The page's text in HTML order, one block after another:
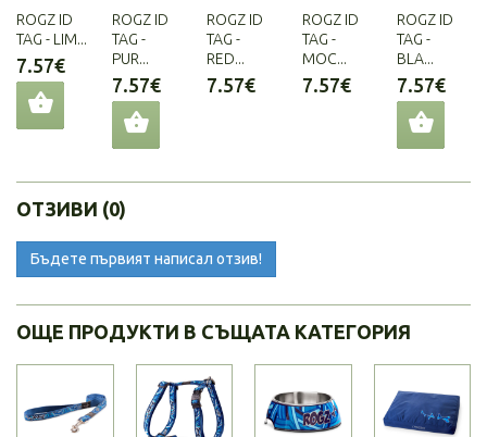
ROGZ ID
TAG - LIM...
7.57€
ROGZ ID
TAG -
PUR...
7.57€
ROGZ ID
TAG -
RED...
7.57€
ROGZ ID
TAG -
MOC...
7.57€
ROGZ ID
TAG -
BLA...
7.57€
ОТЗИВИ (0)
Бъдете първият написал отзив!
ОЩЕ ПРОДУКТИ В СЪЩАТА КАТЕГОРИЯ